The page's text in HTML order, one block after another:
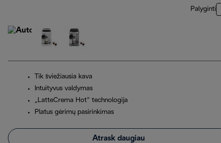
Palyginti
Tik šviežiausia kava
Intuityvus valdymas
„LatteCrema Hot“ technologija
Platus gėrimų pasirinkimas
Atrask daugiau